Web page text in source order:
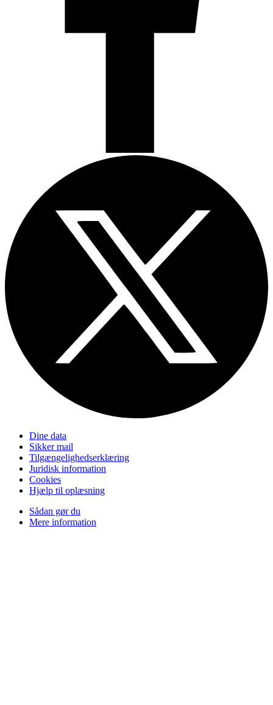
Dine data
Sikker mail
Tilgængelighedserklæring
Juridisk information
Cookies
Hjælp til oplæsning
Sådan gør du
Mere information